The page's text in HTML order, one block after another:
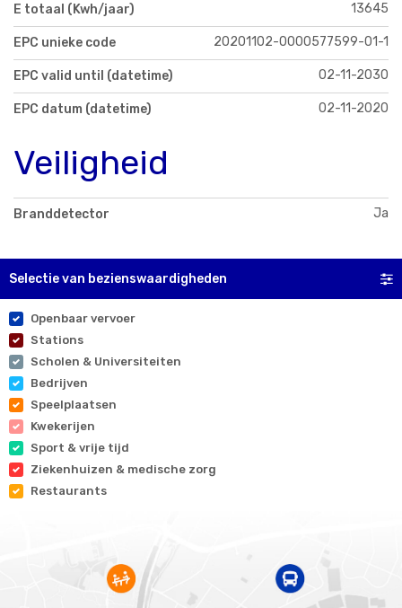
E totaal (Kwh/jaar) 13645
EPC unieke code 20201102-0000577599-01-1
EPC valid until (datetime) 02-11-2030
EPC datum (datetime) 02-11-2020
Veiligheid
Branddetector Ja
Selectie van bezienswaardigheden
Openbaar vervoer
Stations
Scholen & Universiteiten
Bedrijven
Speelplaatsen
Kwekerijen
Sport & vrije tijd
Ziekenhuizen & medische zorg
Restaurants